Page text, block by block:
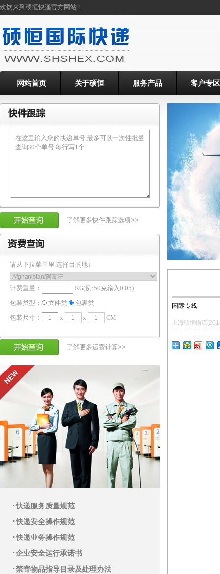
欢饮来到硕恒快递官方网站！
网站首页 关于硕恒 服务产品 客户专区
了解更多快件跟踪选项>>
请从下拉菜单里,选择目的地↓
计费重量：
KG(例:50克输入0.05)
包装类型：
文件类
包裹类
包装尺寸：
x x CM
了解更多运费计算>>
·快递服务质量规范
·快递安全操作规范
·快递业务操作规范
·企业安全运行承诺书
·禁寄物品指导目录及处理办法
国际专线
上海硕恒物流